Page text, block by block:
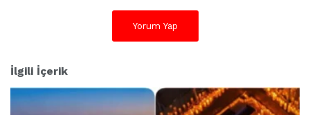
Yorum Yap
İlgili İçerik